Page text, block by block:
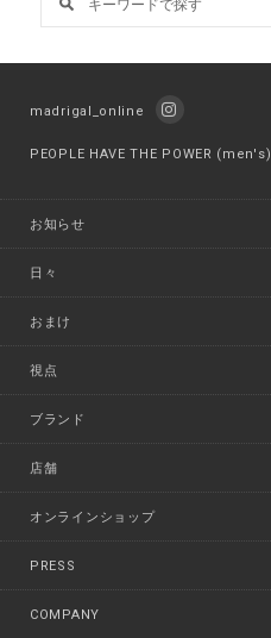
madrigal_online
PEOPLE HAVE THE POWER (men's)
お知らせ
日々
おまけ
視点
ブランド
店舗
オンラインショップ
PRESS
COMPANY